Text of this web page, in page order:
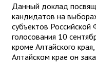
Данный доклад
кандидатов на
субъектов
голосования 10
кроме Алтайского
Алтайском крае он